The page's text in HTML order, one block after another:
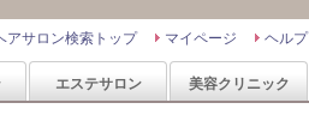
ヘルプ
マイページ
アサロン検索トップ
エステサロン 美容クリニック